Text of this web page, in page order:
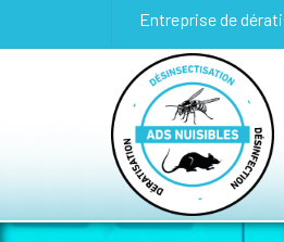
Entreprise de